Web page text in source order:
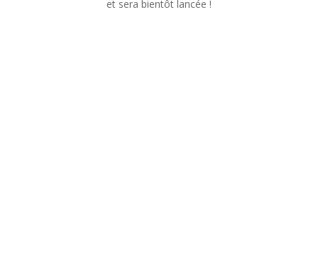
et sera bientôt lancée !